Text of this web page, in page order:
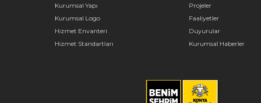
Kurumsal Yapı
Kurumsal Logo
Hizmet Envanteri
Hizmet Standartları
Projeler
Faaliyetler
Duyurular
Kurumsal Haberler